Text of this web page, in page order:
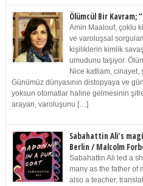
Ölümcül Bir Kavram;
Amin Maalouf, çoklu
ve varoluşsal
kişiliklerin kimlik
umudunu taşıyor.
Nice katliam,
Günümüz dünyasının distopyaya ve
yoksun otomatlar haline gelmesinin
arayan, varoluşunu […]
Sabahattin Ali’s
Berlin / Malcolm
Sabahattin Ali led a
many as the father of
also a teacher,